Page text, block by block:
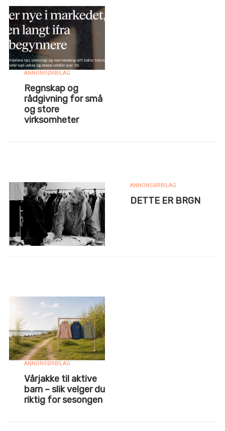
ANNONSØRBILAG
Regnskap og
rådgivning for små
og store
virksomheter
ANNONSØRBILAG
DETTE ER BRGN
ANNONSØRBILAG
Vårjakke til aktive
barn – slik velger du
riktig for sesongen